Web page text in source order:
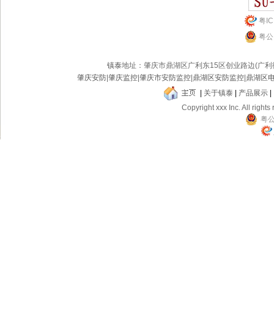
粤
粤
镇泰地址：肇庆市鼎湖区广利东15区创业路边(广
肇庆安防 |肇庆监控 |肇庆市安防监控 鼎湖区安防监控 鼎湖区
关于镇泰 产品展示
Copyright xxx Inc. All rights
粤